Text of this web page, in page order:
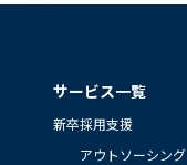
サービス一覧
新卒採用支援
アウトソーシング